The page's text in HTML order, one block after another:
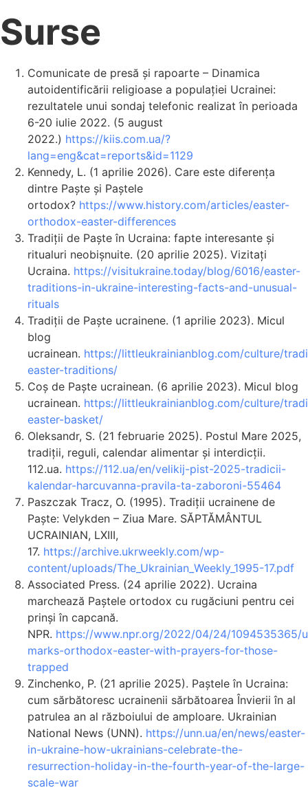
Surse
Comunicate de presă și rapoarte – Dinamica
autoidentificării religioase a populației Ucrainei:
rezultatele unui sondaj telefonic realizat în perioada
6-20 iulie 2022. (5 august
2022.) https://kiis.com.ua/?
lang=eng&cat=reports&id=1129
Kennedy, L. (1 aprilie 2026). Care este diferența
dintre Paște și Paștele
ortodox? https://www.history.com/articles/easter-
orthodox-easter-differences
Tradiții de Paște în Ucraina: fapte interesante și
ritualuri neobișnuite. (20 aprilie 2025). Vizitați
Ucraina. https://visitukraine.today/blog/6016/easter-
traditions-in-ukraine-interesting-facts-and-unusual-
rituals
Tradiții de Paște ucrainene. (1 aprilie 2023). Micul
blog
ucrainean. https://littleukrainianblog.com/culture/
easter-traditions/
Coș de Paște ucrainean. (6 aprilie 2023). Micul blog
ucrainean. https://littleukrainianblog.com/culture/
easter-basket/
Oleksandr, S. (21 februarie 2025). Postul Mare 2025,
tradiții, reguli, calendar alimentar și interdicții.
112.ua. https://112.ua/en/velikij-pist-2025-tradicii-
kalendar-harcuvanna-pravila-ta-zaboroni-55464
Paszczak Tracz, O. (1995). Tradiții ucrainene de
Paște: Velykden – Ziua Mare. SĂPTĂMÂNTUL
UCRAINIAN, LXIII,
17. https://archive.ukrweekly.com/wp-
content/uploads/The_Ukrainian_Weekly_1995-17.pdf
Associated Press. (24 aprilie 2022). Ucraina
marchează Paștele ortodox cu rugăciuni pentru cei
prinși în capcană.
NPR. https://www.npr.org/2022/04/24/1094535365/
marks-orthodox-easter-with-prayers-for-those-
trapped
Zinchenko, P. (21 aprilie 2025). Paștele în Ucraina:
cum sărbătoresc ucrainenii sărbătoarea Învierii în al
patrulea an al războiului de amploare. Ukrainian
National News (UNN). https://unn.ua/en/news/easter-
in-ukraine-how-ukrainians-celebrate-the-
resurrection-holiday-in-the-fourth-year-of-the-large-
scale-war